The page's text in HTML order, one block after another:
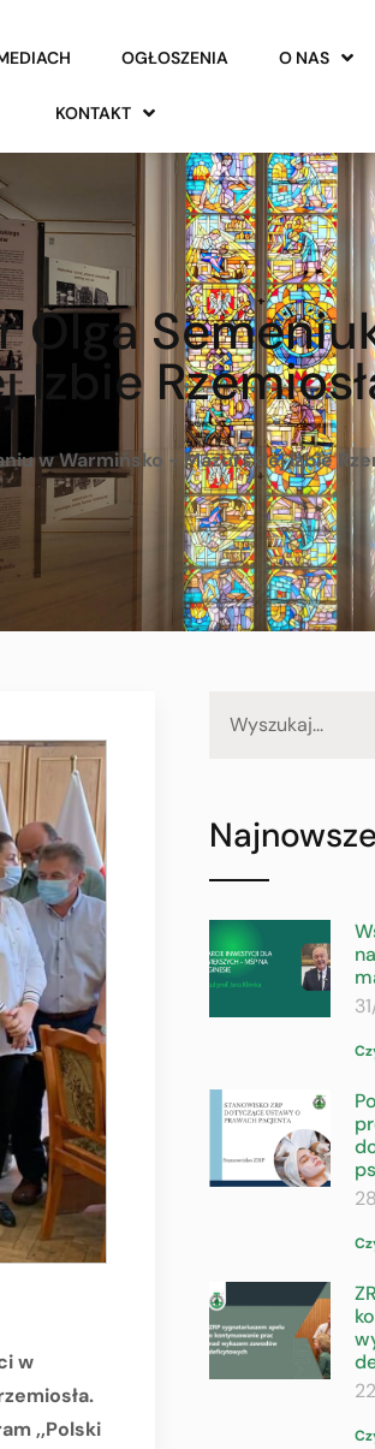
OGŁOSZENIA O NAS
KONTAKT
Olga
w Warmińsko - Mazurskiej Izbie
w
,,Polski